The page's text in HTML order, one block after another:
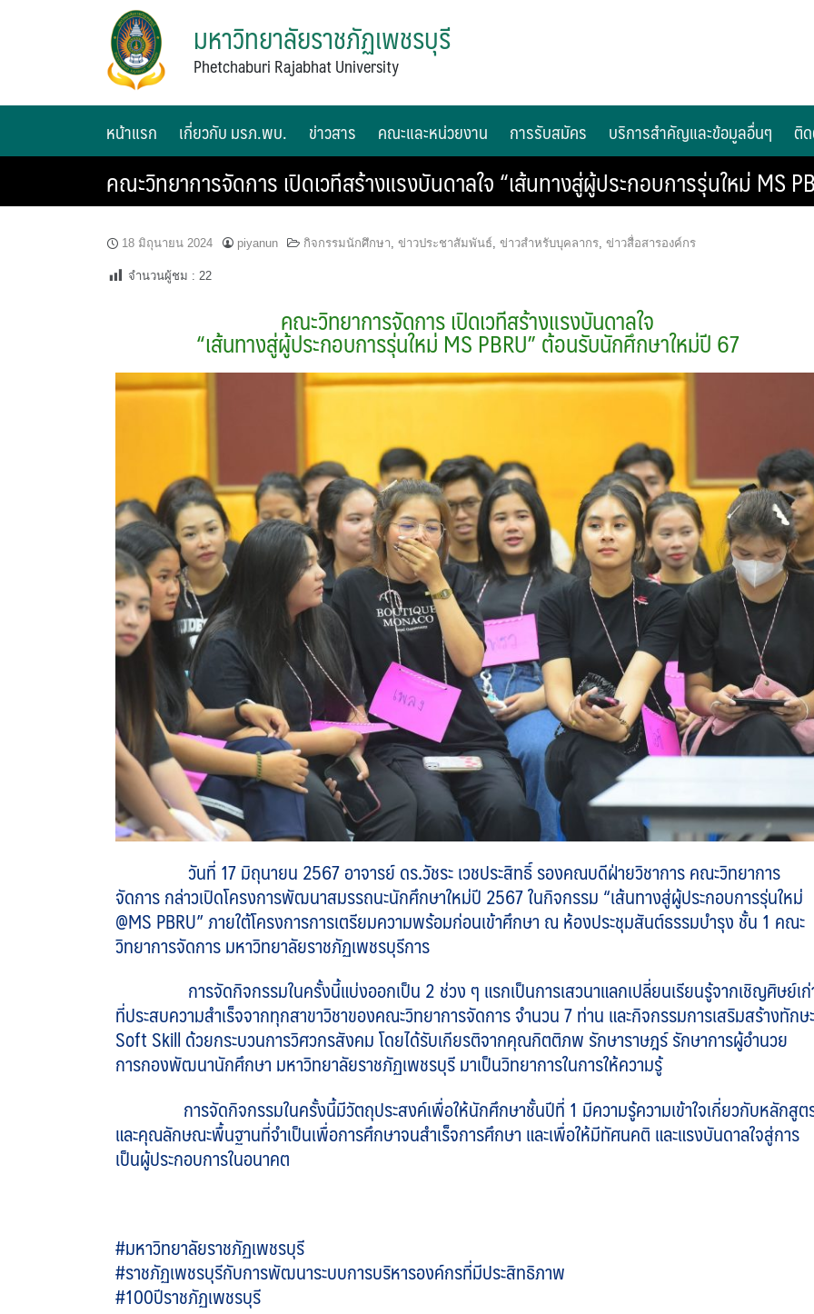
มหาวิทยาลัยราชภัฏเพชรบุรี
Phetchaburi Rajabhat University
หน้าแรก เกี่ยวกับ มรภ.พบ. ข่าวสาร คณะและหน่วยงาน การรับสมัคร บริการสำคัญและข้อมูลอื่นๆ ติ
คณะวิทยาการจัดการ เปิดเวทีสร้างแรงบันดาลใจ “เส้นทางสู่ผู้ประกอบการรุ่นใหม่ MS
18 มิถุนายน 2024 piyanun กิจกรรมนักศึกษา, ข่าวประชาสัมพันธ์, ข่าวสำหรับบุคลากร, ข่าวสื่อสารองค์กร
จำนวนผู้ชม : 22
คณะวิทยาการจัดการ เปิดเวทีสร้างแรงบันดาลใจ
“เส้นทางสู่ผู้ประกอบการรุ่นใหม่ MS PBRU” ต้อนรับนักศึกษาใหม่ปี 67
วันที่ 17 มิถุนายน 2567 อาจารย์ ดร.วัชระ เวชประสิทธิ์ รองคณบดีฝ่ายวิชาการ คณะวิทยาการ
จัดการ กล่าวเปิดโครงการพัฒนาสมรรถนะนักศึกษาใหม่ปี 2567 ในกิจกรรม “เส้นทางสู่ผู้ประกอบการรุ่นใหม่
@MS PBRU” ภายใต้โครงการการเตรียมความพร้อมก่อนเข้าศึกษา ณ ห้องประชุมสันต์ธรรมบำรุง ชั้น 1 คณะ
วิทยาการจัดการ มหาวิทยาลัยราชภัฏเพชรบุรีการ
การจัดกิจกรรมในครั้งนี้แบ่งออกเป็น 2 ช่วง ๆ แรกเป็นการเสวนาแลกเปลี่ยนเรียนรู้จากเชิญศิษย์เก่
ที่ประสบความสำเร็จจากทุกสาขาวิชาของคณะวิทยาการจัดการ จำนวน 7 ท่าน และกิจกรรมการเสริมสร้างทักษะ
Soft Skill ด้วยกระบวนการวิศวกรสังคม โดยได้รับเกียรติจากคุณกิตติภพ รักษาราษฎร์ รักษาการผู้อำนวย
การกองพัฒนานักศึกษา มหาวิทยาลัยราชภัฏเพชรบุรี มาเป็นวิทยาการในการให้ความรู้
การจัดกิจกรรมในครั้งนี้มีวัตถุประสงค์เพื่อให้นักศึกษาชั้นปีที่ 1 มีความรู้ความเข้าใจเกี่ยวกับหลักสูต
และคุณลักษณะพื้นฐานที่จำเป็นเพื่อการศึกษาจนสำเร็จการศึกษา และเพื่อให้มีทัศนคติ และแรงบันดาลใจสู่การ
เป็นผู้ประกอบการในอนาคต
#มหาวิทยาลัยราชภัฏเพชรบุรี
#ราชภัฏเพชรบุรีกับการพัฒนาระบบการบริหารองค์กรที่มีประสิทธิภาพ
#100ปีราชภัฏเพชรบุรี